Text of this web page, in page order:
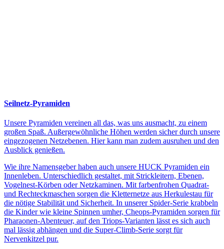
Seilnetz-Pyramiden
Unsere Pyramiden vereinen all das, was uns ausmacht, zu einem
großen Spaß. Außergewöhnliche Höhen werden sicher durch unsere
eingezogenen Netzebenen. Hier kann man zudem ausruhen und den
Ausblick genießen.
Wie ihre Namensgeber haben auch unsere HUCK Pyramiden ein
Innenleben. Unterschiedlich gestaltet, mit Strickleitern, Ebenen,
Vogelnest-Körben oder Netzkaminen. Mit farbenfrohen Quadrat-
und Rechteckmaschen sorgen die Kletternetze aus Herkulestau für
die nötige Stabilität und Sicherheit. In unserer Spider-Serie krabbeln
die Kinder wie kleine Spinnen umher, Cheops-Pyramiden sorgen für
Pharaonen-Abenteuer, auf den Triops-Varianten lässt es sich auch
mal lässig abhängen und die Super-Climb-Serie sorgt für
Nervenkitzel pur.